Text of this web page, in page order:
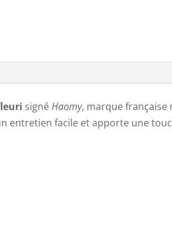
signéHaomy, marque française
entretien facile et apporte une